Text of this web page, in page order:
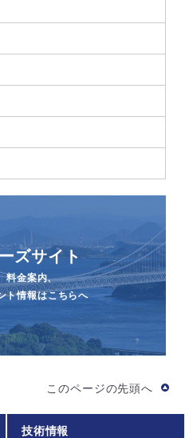
ズサイト
料金案内、
ト情報はこちらへ
このページの先頭へ
技術情報